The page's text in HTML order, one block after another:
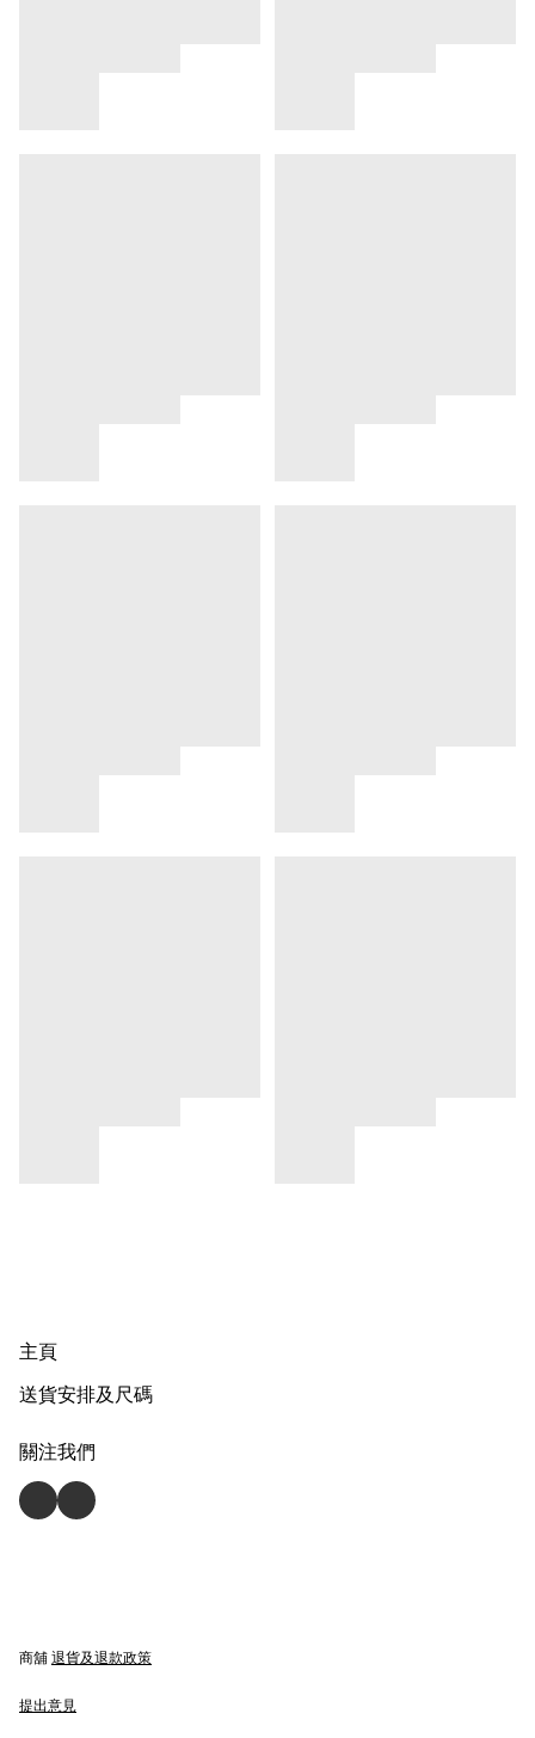
主頁
送貨安排及尺碼
關注我們
商舖 退貨及退款政策
提出意見